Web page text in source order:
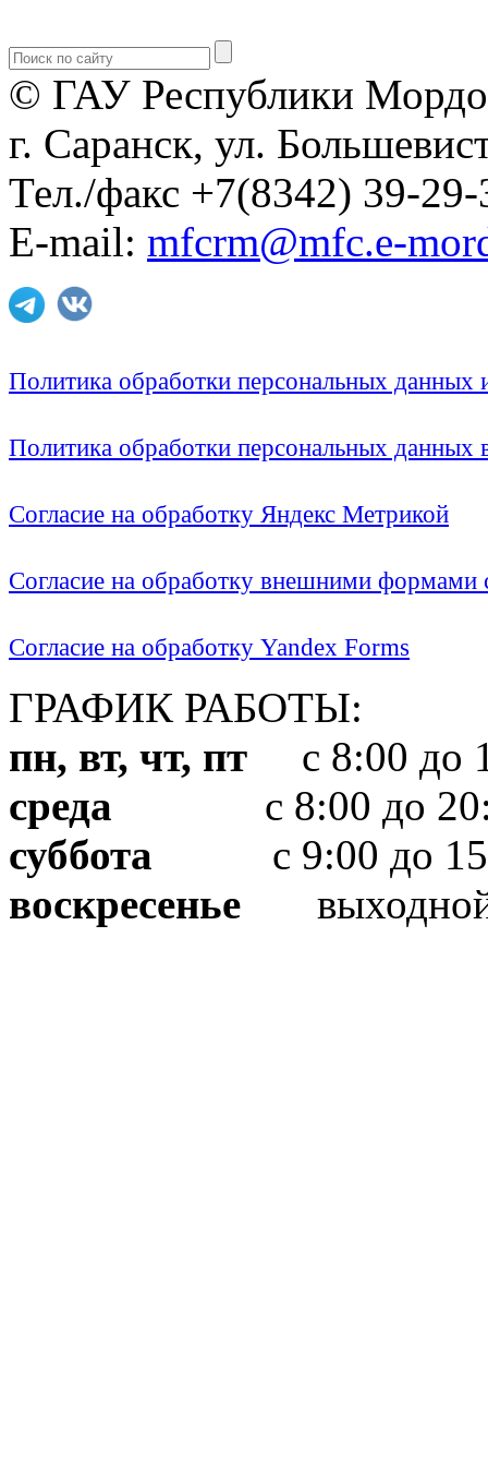
© ГАУ Республики
г. Саранск, ул.
Тел./факс +7(8342) 39-29-
E-mail: mfcrm@mfc.e-
Политика обработки персональных
Политика обработки персональных
Согласие на обработку Яндекс Метрикой
Согласие на обработку внешними формами
Согласие на обработку Yandex Forms
ГРАФИК РАБОТЫ:
пн, вт, чт, пт с 8:00 до
среда с 8:00 до
суббота с 9:00 до
воскресенье